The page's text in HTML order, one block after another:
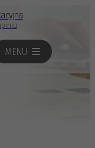
MENU